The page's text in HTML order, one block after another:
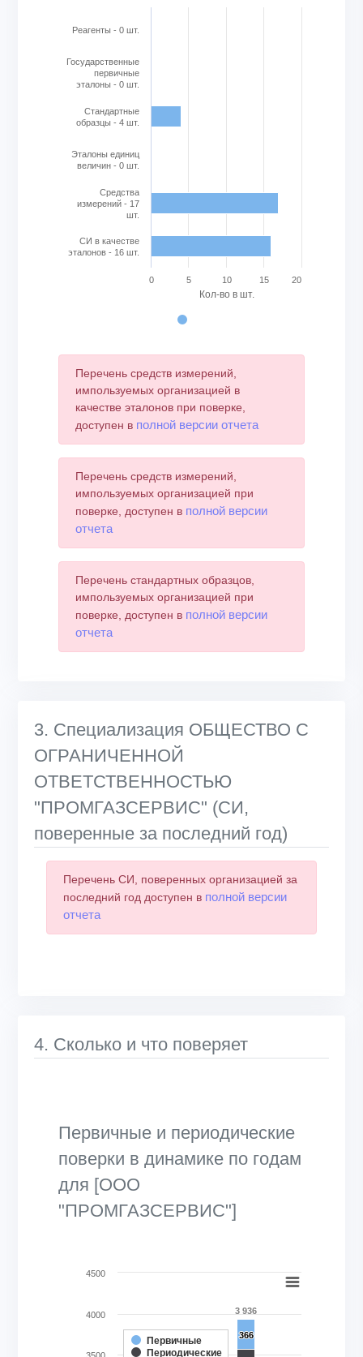
The chart has 1 X axis displaying categories.
The chart has 1 Y axis displaying Кол-во в шт.. Range: 0
Кол-во в шт.
Реагенты - 0 шт.
Государственные
первичные
эталоны - 0 шт.
Стандартные
образцы - 4 шт.
Эталоны единиц
величин - 0 шт.
Cредства
измерений - 17
шт.
СИ в качестве
эталонов - 16 шт.
0 5 10 15 20
Перечень средств измерений,
импользуемых организацией в
качестве эталонов при поверке,
доступен в полной версии отчета
Перечень средств измерений,
импользуемых организацией при
поверке, доступен в полной версии
отчета
Перечень стандартных образцов,
импользуемых организацией при
поверке, доступен в полной версии
отчета
3. Специализация ОБЩЕСТВО С
ОГРАНИЧЕННОЙ
ОТВЕТСТВЕННОСТЬЮ
"ПРОМГАЗСЕРВИС" (СИ,
поверенные за последний год)
Перечень СИ, поверенных организацией за
последний год доступен в полной версии
отчета
4. Сколько и что поверяет
Первичные и периодические
поверки в динамике по годам
для [ООО
"ПРОМГАЗСЕРВИС"]
View as data table, Chart
The chart has 1 X axis displaying categories.
3 936
366
366
Первичные
Периодические
4000
4500